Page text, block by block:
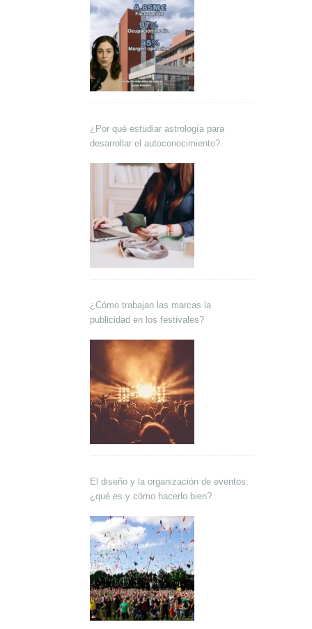
¿Por qué estudiar astrología para
desarrollar el autoconocimiento?
¿Cómo trabajan las marcas la
publicidad en los festivales?
El diseño y la organización de eventos:
¿qué es y cómo hacerlo bien?